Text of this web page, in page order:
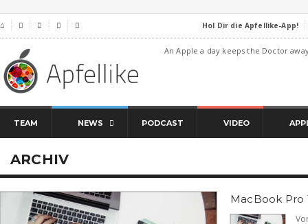
⌂     Hol Dir die Apfellike-App!
An Apple a day keeps the Doctor
TEAM NEWS PODCAST VIDEO
ARCHIV
MacBook Pro